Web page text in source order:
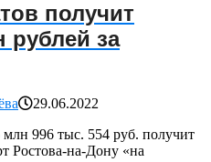
получит
рублей за
29.06.2022
996 тыс. 554 руб. получит
Ростова-на-Дону «на